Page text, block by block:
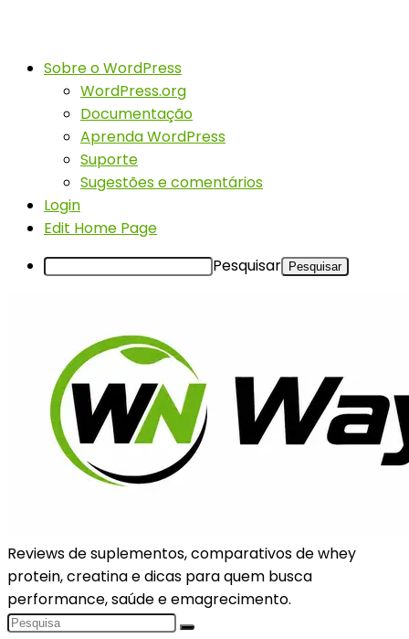
Sobre o WordPress
WordPress.org
Documentação
Aprenda WordPress
Suporte
Sugestões e comentários
Login
Edit Home Page
Pesquisar
Reviews de suplementos, comparativos de whey
protein, creatina e dicas para quem busca
performance, saúde e emagrecimento.